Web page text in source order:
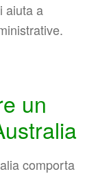
aiuta a
un
comporta